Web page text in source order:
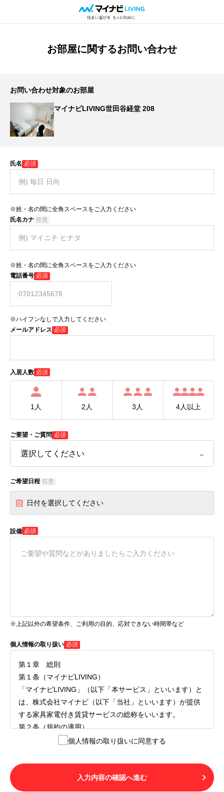
お部屋に関するお問い合わせ
お問い合わせ対象のお部屋
マイナビLIVING世田谷経堂 208
氏名 必須
※姓・名の間に全角スペースをご入力ください
氏名カナ 任意
※姓・名の間に全角スペースをご入力ください
電話番号 必須
※ハイフンなしで入力してください
メールアドレス 必須
入居人数 必須
1人 2人 3人 4人以上
ご要望・ご質問 必須
ご希望日程 任意
日付を選択してください
設備 必須
※上記以外の希望条件、ご利用の目的、応対できない時間帯など
個人情報の取り扱い 必須
第１章 総則
第１条（マイナビLIVING）
「マイナビLIVING」（以下「本サービス」といいます）と
は、株式会社マイナビ（以下「当社」といいます）が提供
する家具家電付き賃貸サービスの総称をいいます。
第２条（規約の適用）
１.本サービスを利用する者（以下「利用者」といいます）
LIVINGご契約にあたり取得する個人情報の取り扱いについ
て」の内容をすべて承諾したものとみなされます。不承諾
の意思表示は、本サービスを利用しないことをもってのみ
個人情報の取り扱いに同意する
入力内容の確認へ進む